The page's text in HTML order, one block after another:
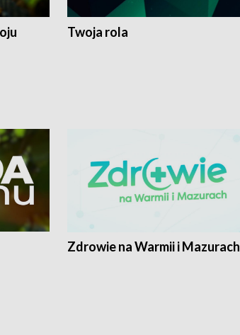
Twoja rola
Zdrowie na Warmii i Mazurach